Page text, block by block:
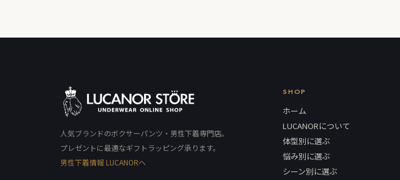
人気ブランドのボクサーパンツ・男性下着専門店。
プレゼントに最適なギフトラッピング承ります。
男性下着情報 LUCANORへ
SHOP
ホーム
LUCANORについて
体型別に選ぶ
悩み別に選ぶ
シーン別に選ぶ